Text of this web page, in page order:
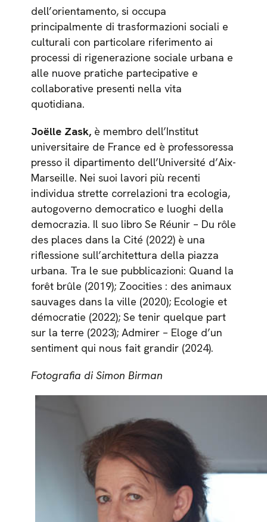
dell’orientamento, si occupa
principalmente di trasformazioni sociali e
culturali con particolare riferimento ai
processi di rigenerazione sociale urbana e
alle nuove pratiche partecipative e
collaborative presenti nella vita
quotidiana.
Joëlle Zask,è membro dell’Institut
universitaire de France ed è professoressa
presso il dipartimento dell’Université d’Aix-
Marseille. Nei suoi lavori più recenti
individua strette correlazioni tra ecologia,
autogoverno democratico e luoghi della
democrazia. Il suo libro Se Réunir – Du rôle
des places dans la Cité (2022) è una
riflessione sull’architettura della piazza
urbana. Tra le sue pubblicazioni: Quand la
forêt brûle (2019); Zoocities : des animaux
sauvages dans la ville (2020); Ecologie et
démocratie (2022); Se tenir quelque part
sur la terre (2023); Admirer – Eloge d’un
sentiment qui nous fait grandir (2024).
Fotografia di Simon Birman